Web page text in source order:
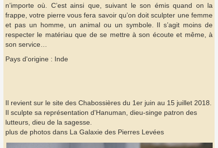
n’importe où. C’est ainsi que, suivant le son émis quand on la
frappe, votre pierre vous fera savoir qu’on doit sculpter une femme
et pas un homme, un animal ou un symbole. Il s’agit moins de
respecter le matériau que de se mettre à son écoute et même, à
son service…
Pays d'origine : Inde
Il revient sur le site des Chabossières du 1er juin au 15 juillet 2018.
Il sculpte sa représentation d'Hanuman, dieu-singe patron des
lutteurs, dieu de la sagesse.
plus de photos dans La Galaxie des Pierres Levées